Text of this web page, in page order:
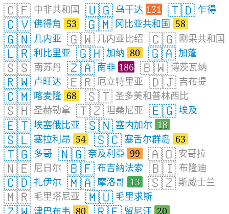
🇨🇫 中非共和国 🇺🇬 乌干达 131 🇹🇩 乍得
🇨🇻 佛得角 53 🇬🇲 冈比亚共和国 58
🇬🇳 几内亚 🇬🇼 几内亚比绍 🇨🇬 刚果共和国
🇱🇷 利比里亚 🇬🇭 加纳 80 🇬🇦 加蓬
🇸🇸 南苏丹 🇿🇦 南非 186 🇧🇼 博茨瓦纳
🇷🇼 卢旺达 🇪🇷 厄立特里亚 🇩🇯 吉布提
🇨🇲 喀麦隆 68 🇸🇹 圣多美和普林西比
🇸🇭 圣赫勒拿 🇹🇿 坦桑尼亚 🇪🇬 埃及
🇪🇹 埃塞俄比亚 🇸🇳 塞内加尔 18
🇸🇱 塞拉利昂 54 🇸🇨 塞舌尔群岛 63
🇹🇬 多哥 🇳🇬 奈及利亞 99 🇦🇴 安哥拉
🇳🇪 尼日尔 🇧🇫 布吉納法索 🇧🇮 布隆迪
🇨🇩 扎伊尔 🇲🇦 摩洛哥 13 🇸🇿 斯威士兰
🇲🇷 毛里塔尼亚 🇲🇺 毛里求斯
津巴布韦 80 留尼汪 20